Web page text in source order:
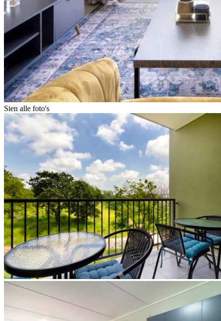
Sien alle foto's